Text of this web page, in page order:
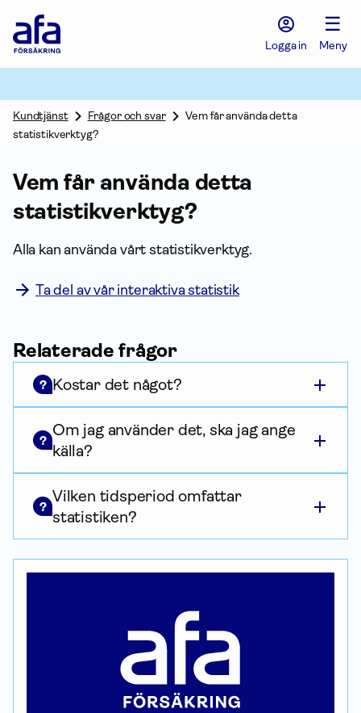
Försäkring
Logga in
☰
Meny
Kundtjänst Frågor och svar
Vem får använda detta
statistikverktyg?
Vem får använda detta
statistikverktyg?
Alla kan använda vårt statistikverktyg.
Ta del av vår interaktiva statistik
Relaterade frågor
? Kostar det något?
?
Om jag använder det, ska jag ange
källa?
?
Vilken tidsperiod omfattar
statistiken?